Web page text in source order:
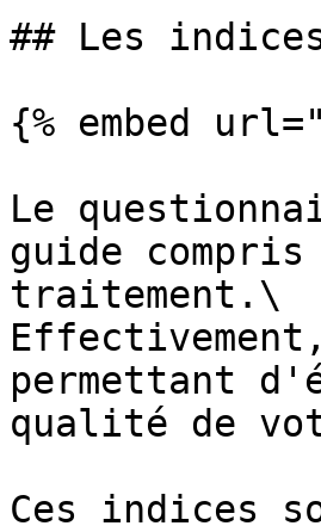
## Les
{% embed
Le
guide
traitement.\
permettant
qualité de
Ces indices